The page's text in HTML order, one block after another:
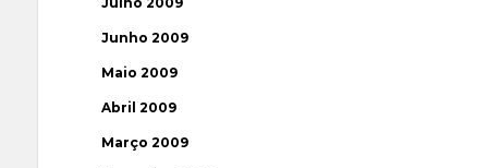
Junho 2009
Maio 2009
Abril 2009
Março 2009